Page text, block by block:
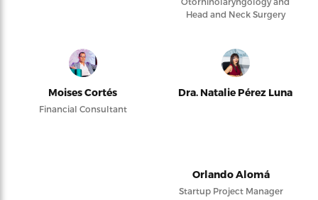
Head and Neck Surgery
Moises Cortés
Financial Consultant
Dra. Natalie Pérez Luna
Orlando Alomá
Startup Project Manager